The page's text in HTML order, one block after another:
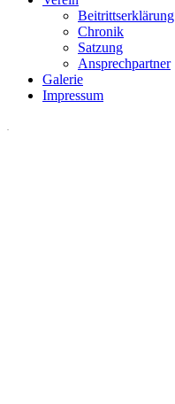
Beitrittserklärung
Chronik
Satzung
Ansprechpartner
Galerie
Impressum
.